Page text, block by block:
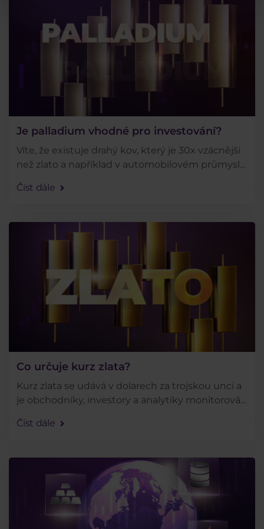
Je palladium vhodné pro investování?
Víte, že existuje drahý kov, který je 30x vzácnější
než zlato a například v automobilovém průmyslu
kterého lze, stejně jako do zlata či stříbra . . .
Číst dále
Co určuje kurz zlata?
Kurz zlata se udává v dolarech za trojskou unci a
je obchodníky, investory a analytiky monitorován
proto povíme, jaké tržní ukazatele formují kurz . . .
Číst dále